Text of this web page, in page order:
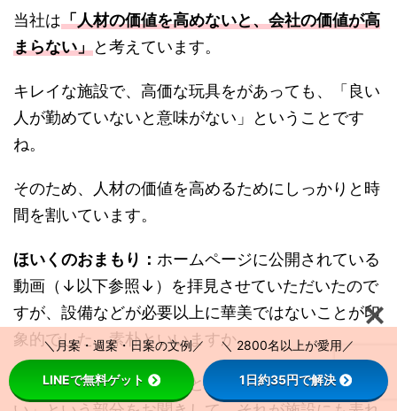
当社は「人材の価値を高めないと、会社の価値が高
まらない」と考えています。
キレイな施設で、高価な玩具をがあっても、「良い
人が勤めていないと意味がない」ということです
ね。
そのため、人材の価値を高めるためにしっかりと時
間を割いています。
ほいくのおまもり： ホームページに公開されている
動画（↓以下参照↓）を拝見させていただいたので
すが、設備などが必要以上に華美ではないことが印
象的でした、素朴といいますか。
「人材の価値を高めないと、会社の価値が高まらな
＼月案・週案・日案の文例／ ＼ 2800名以上が愛用／
LINEで無料ゲット 1日約35円で解決